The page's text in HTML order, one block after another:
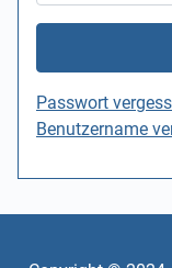
Passwort
Benutzername